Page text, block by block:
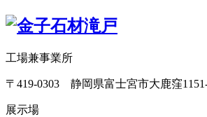
工場兼事業所
〒419-0303 静岡県富士宮市大鹿窪
展示場